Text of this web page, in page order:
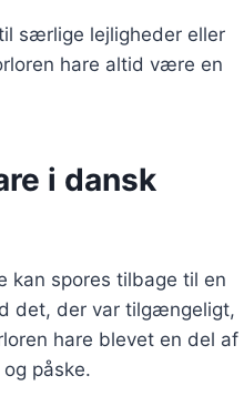
særlige lejligheder eller
hare altid være en
i dansk
kan spores tilbage til en
det, der var tilgængeligt,
hare blevet en del af
påske.